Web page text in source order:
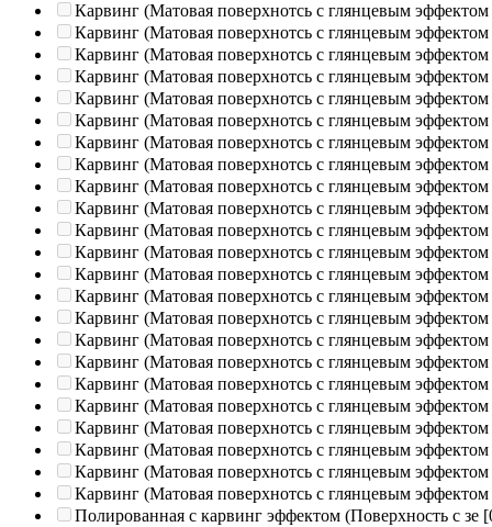
Карвинг (Матовая поверхнотсь с глянцевым эффектом
Карвинг (Матовая поверхнотсь с глянцевым эффектом
Карвинг (Матовая поверхнотсь с глянцевым эффектом
Карвинг (Матовая поверхнотсь с глянцевым эффектом
Карвинг (Матовая поверхнотсь с глянцевым эффектом
Карвинг (Матовая поверхнотсь с глянцевым эффектом
Карвинг (Матовая поверхнотсь с глянцевым эффектом
Карвинг (Матовая поверхнотсь с глянцевым эффектом
Карвинг (Матовая поверхнотсь с глянцевым эффектом
Карвинг (Матовая поверхнотсь с глянцевым эффектом
Карвинг (Матовая поверхнотсь с глянцевым эффектом
Карвинг (Матовая поверхнотсь с глянцевым эффектом
Карвинг (Матовая поверхнотсь с глянцевым эффектом
Карвинг (Матовая поверхнотсь с глянцевым эффектом
Карвинг (Матовая поверхнотсь с глянцевым эффектом
Карвинг (Матовая поверхнотсь с глянцевым эффектом
Карвинг (Матовая поверхнотсь с глянцевым эффектом
Карвинг (Матовая поверхнотсь с глянцевым эффектом
Карвинг (Матовая поверхнотсь с глянцевым эффектом
Карвинг (Матовая поверхнотсь с глянцевым эффектом
Карвинг (Матовая поверхнотсь с глянцевым эффектом
Карвинг (Матовая поверхнотсь с глянцевым эффектом
Карвинг (Матовая поверхнотсь с глянцевым эффектом
Полированная c карвинг эффектом (Поверхность с зе